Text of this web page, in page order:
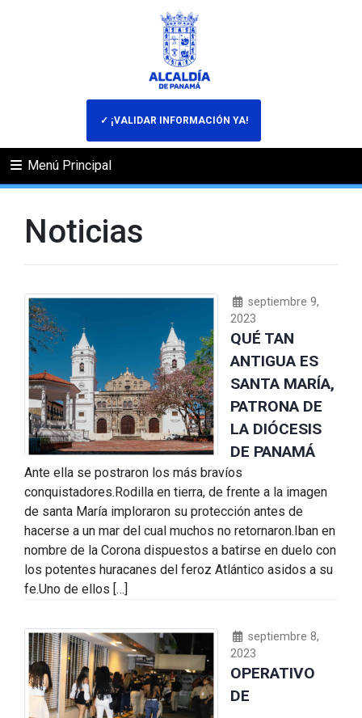
✓ ¡VALIDAR INFORMACIÓN YA!
Menú Principal
Noticias
septiembre 9,
2023
QUÉ TAN
ANTIGUA ES
SANTA MARÍA,
PATRONA DE
LA DIÓCESIS
DE PANAMÁ
Ante ella se postraron los más bravíos
conquistadores.Rodilla en tierra, de frente a la imagen
de santa María imploraron su protección antes de
hacerse a un mar del cual muchos no retornaron.Iban en
nombre de la Corona dispuestos a batirse en duelo con
los potentes huracanes del feroz Atlántico asidos a su
fe.Uno de ellos […]
septiembre 8,
2023
OPERATIVO
DE